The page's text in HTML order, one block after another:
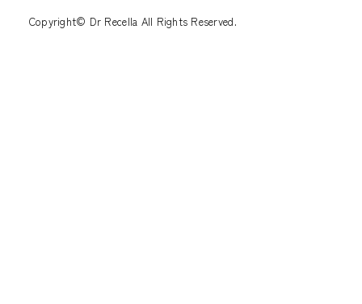
Copyright© Dr Recella All Rights Reserved.